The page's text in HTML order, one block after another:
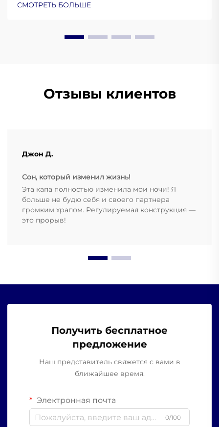
больше уже сейчас.
СМОТРЕТЬ БОЛЬШЕ
Отзывы клиентов
Джон Д.
Сон, который изменил жизнь!
Эта капа полностью изменила мои ночи! Я
больше не будю себя и своего партнера
громким храпом. Регулируемая конструкция —
это прорыв!
Получить бесплатное
предложение
Наш представитель свяжется с вами в
ближайшее время.
Электронная почта
0/100